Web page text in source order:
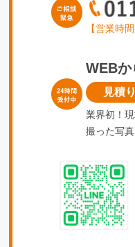
【営業時間
WEBか
見積
業界初！
撮った写